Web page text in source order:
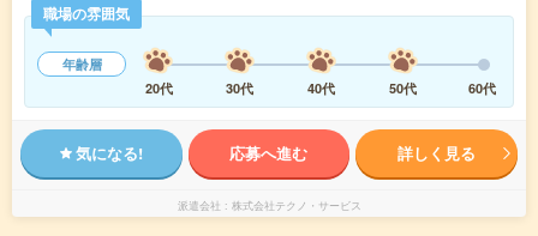
職場の雰囲気
年齢層
20代
30代 40代 50代 60代
気になる! 応募へ進む 詳しく見る
派遣会社 株式会社テクノ・サービス